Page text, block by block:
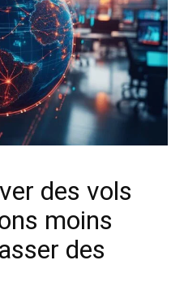
des vols
moins
des